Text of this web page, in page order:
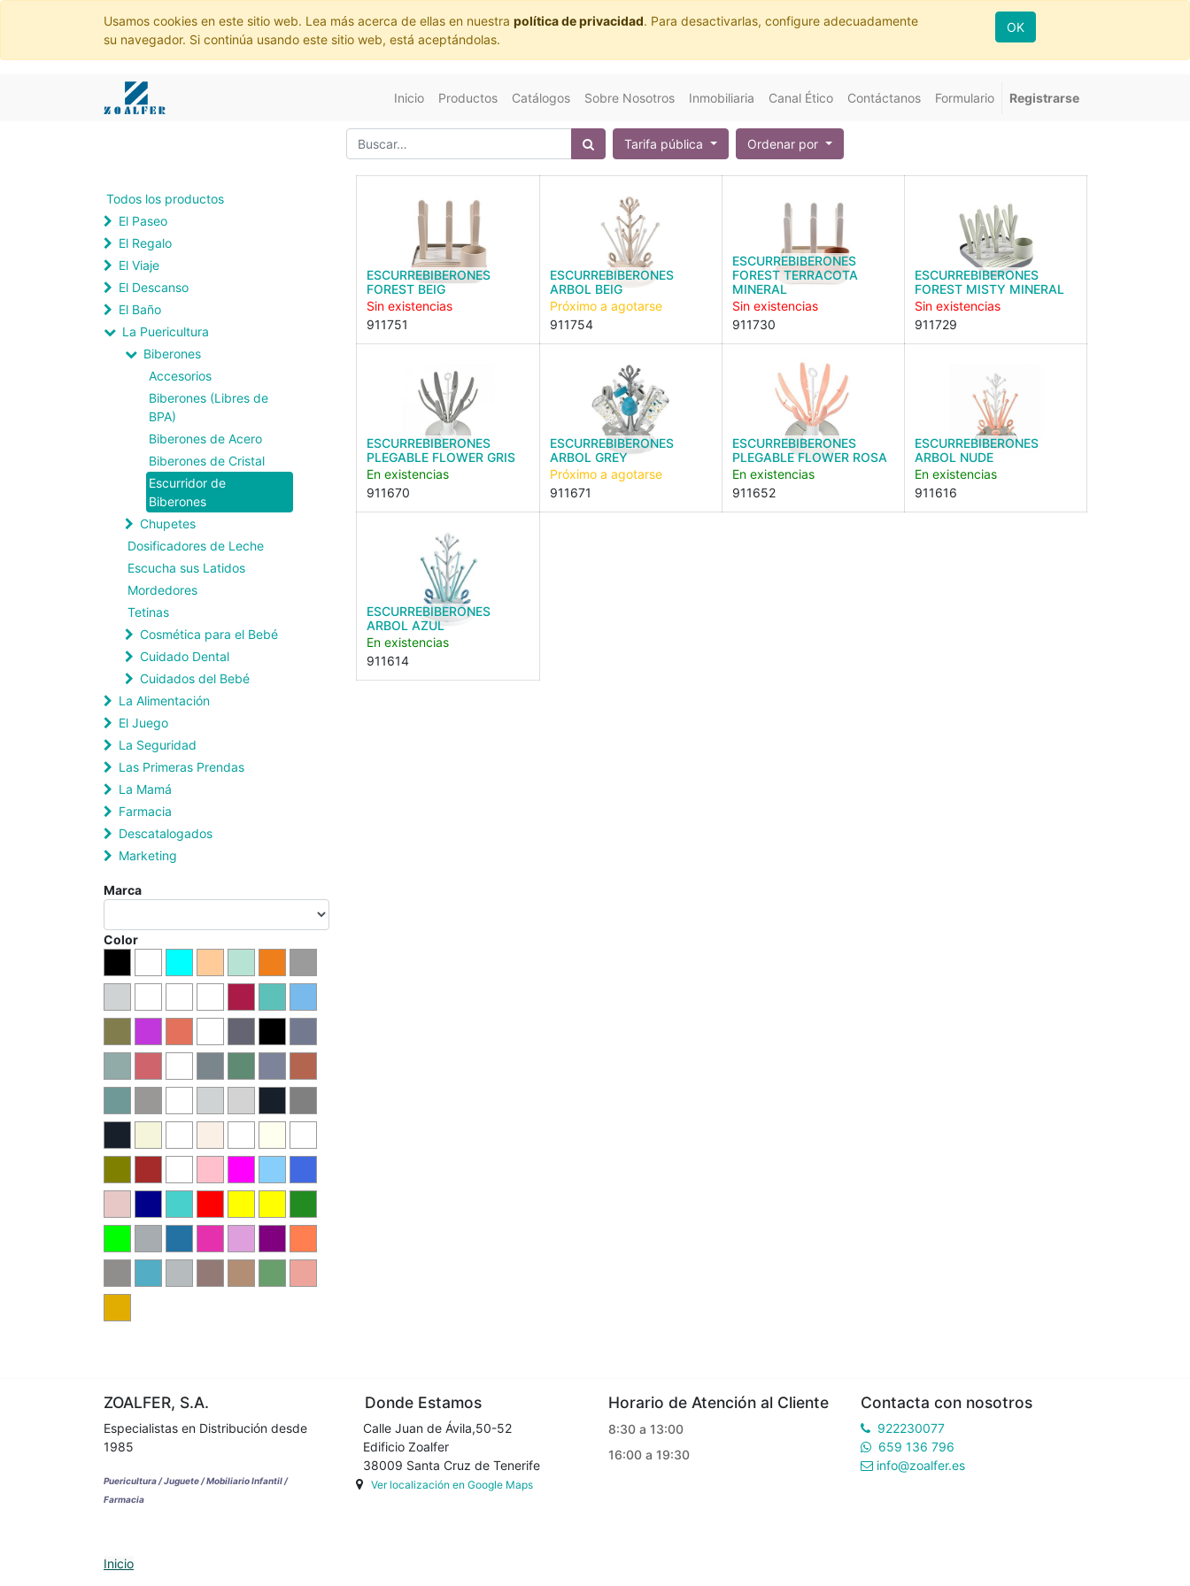
Usamos cookies en este sitio web. Lea más acerca de ellas en nuestra política de privacidad. Para desactivarlas, configure adecuadamente
su navegador. Si continúa usando este sitio web, está aceptándolas.
OK
Inicio Productos Catálogos Sobre Nosotros Inmobiliaria Canal Ético Contáctanos Formulario Registrarse
Tarifa pública Ordenar por
Todos los productos
El Paseo
El Regalo
El Viaje
El Descanso
El Baño
La Puericultura
Biberones
Accesorios
Biberones (Libres de
BPA)
Biberones de Acero
Biberones de Cristal
Escurridor de
Biberones
Chupetes
Dosificadores de Leche
Escucha sus Latidos
Mordedores
Tetinas
Cosmética para el Bebé
Cuidado Dental
Cuidados del Bebé
La Alimentación
El Juego
La Seguridad
Las Primeras Prendas
La Mamá
Farmacia
Descatalogados
Marketing
Marca
Color
ESCURREBIBERONES
FOREST BEIG
Sin existencias
911751
ESCURREBIBERONES
ARBOL BEIG
Próximo a agotarse
911754
ESCURREBIBERONES
FOREST TERRACOTA
MINERAL
Sin existencias
911730
ESCURREBIBERONES
FOREST MISTY MINERAL
Sin existencias
911729
ESCURREBIBERONES
PLEGABLE FLOWER GRIS
En existencias
911670
ESCURREBIBERONES
ARBOL GREY
Próximo a agotarse
911671
ESCURREBIBERONES
PLEGABLE FLOWER ROSA
En existencias
911652
ESCURREBIBERONES
ARBOL NUDE
En existencias
911616
ESCURREBIBERONES
ARBOL AZUL
En existencias
911614
ZOALFER, S.A.
Especialistas en Distribución desde
1985
Puericultura / Juguete / Mobiliario Infantil /
Farmacia
Inicio
Donde Estamos
Calle Juan de Ávila,50-52
Edificio Zoalfer
38009 Santa Cruz de Tenerife
Ver localización en Google Maps
Horario de Atención al Cliente
8:30 a 13:00
16:00 a 19:30
Contacta con nosotros
922230077
659 136 796
info@zoalfer.es